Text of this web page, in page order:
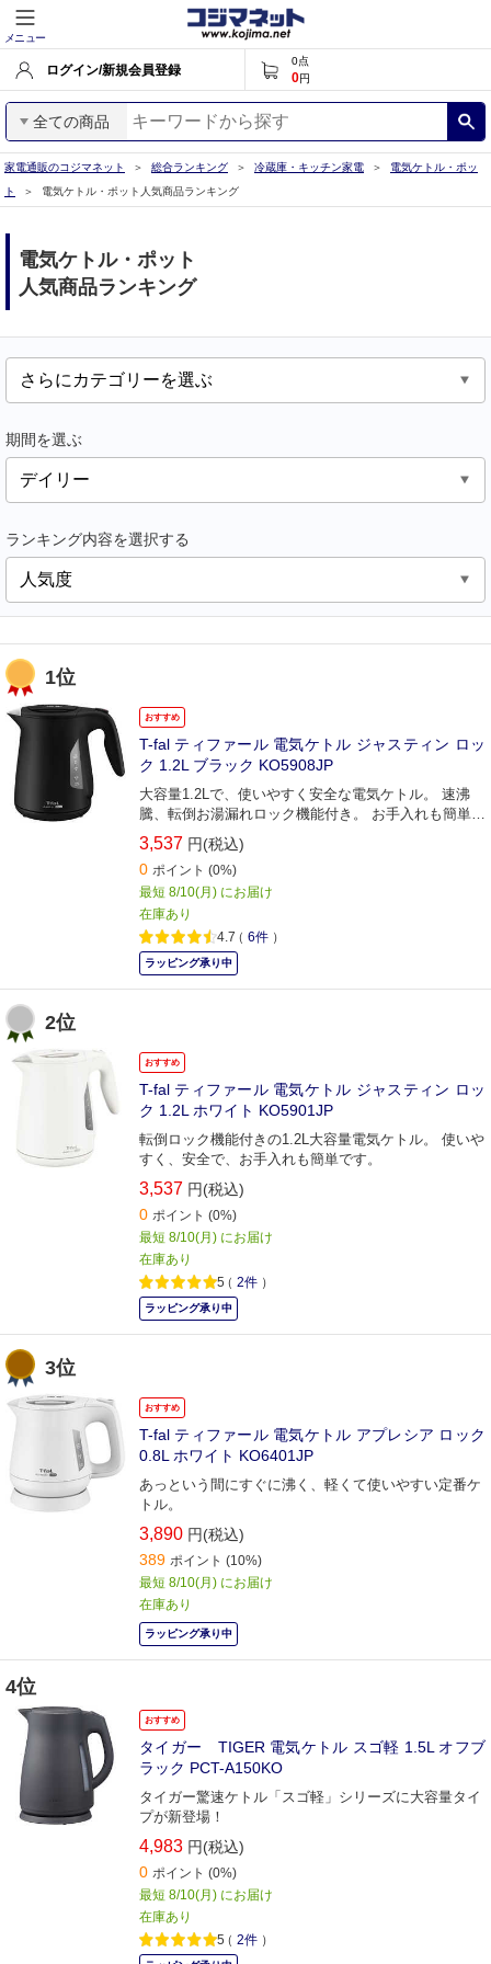
メニュー
ログイン/新規会員登録
0点
0円
全ての商品
家電通販のコジマネット 総合ランキング 冷蔵庫・キッチン家電
電気ケトル・ポッ
ト
電気ケトル・ポット人気商品ランキング
電気ケトル・ポット
人気商品ランキング
期間を選ぶ
ランキング内容を選択する
1位
おすすめ
T-fal ティファール 電気ケトル ジャスティン ロッ
ク 1.2L ブラック KO5908JP
大容量1.2Lで、使いやすく安全な電気ケトル。 速沸
騰、転倒お湯漏れロック機能付き。 お手入れも簡単で
す。
3,537 円(税込)
0 ポイント (0%)
最短 8/10(月) にお届け
在庫あり
4.7（6件 ）
ラッピング承り中
2位
おすすめ
T-fal ティファール 電気ケトル ジャスティン ロッ
ク 1.2L ホワイト KO5901JP
転倒ロック機能付きの1.2L大容量電気ケトル。 使いや
すく、安全で、お手入れも簡単です。
3,537 円(税込)
0 ポイント (0%)
最短 8/10(月) にお届け
在庫あり
5（2件 ）
ラッピング承り中
3位
おすすめ
T-fal ティファール 電気ケトル アプレシア ロック
0.8L ホワイト KO6401JP
あっという間にすぐに沸く、軽くて使いやすい定番ケ
トル。
3,890 円(税込)
389 ポイント (10%)
最短 8/10(月) にお届け
在庫あり
ラッピング承り中
4位
おすすめ
タイガー TIGER 電気ケトル スゴ軽 1.5L オフブ
ラック PCT-A150KO
タイガー驚速ケトル「スゴ軽」シリーズに大容量タイ
プが新登場！
4,983 円(税込)
0 ポイント (0%)
最短 8/10(月) にお届け
在庫あり
5（2件 ）